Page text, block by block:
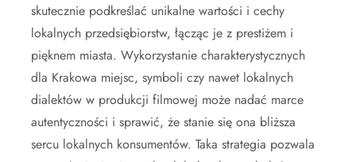
skutecznie podkreślać unikalne wartości i cechy
lokalnych przedsiębiorstw, łącząc je z prestiżem i
pięknem miasta. Wykorzystanie charakterystycznych
dla Krakowa miejsc, symboli czy nawet lokalnych
dialektów w produkcji filmowej może nadać marce
autentyczności i sprawić, że stanie się ona bliższa
sercu lokalnych konsumentów. Taka strategia pozwala